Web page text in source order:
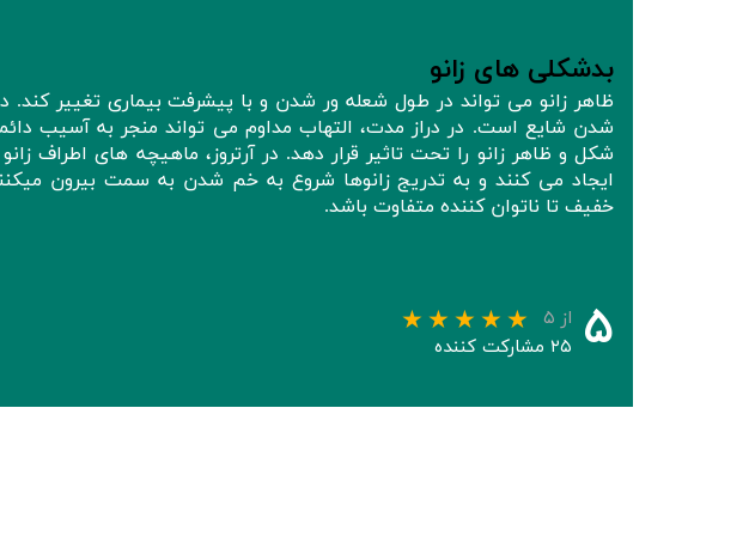
بدشکلی های زانو
ظاهر زانو می تواند در طول شعله ور شدن و با پیشرفت بیماری تغییر کند.
شدن شایع است. در دراز مدت، التهاب مداوم می تواند منجر به آسیب
شکل و ظاهر زانو را تحت تاثیر قرار دهد. در آرتروز، ماهیچه های اطراف
ایجاد می کنند و به تدریج زانوها شروع به خم شدن به سمت بیرون
خفیف تا ناتوان کننده متفاوت باشد.
۵ از ۵
۲۵ مشارکت کننده